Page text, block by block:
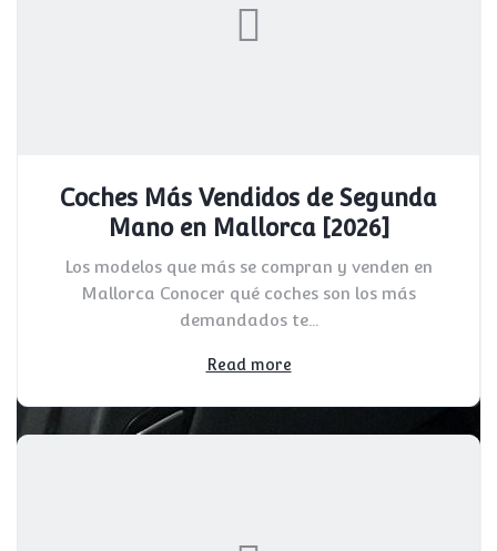
Coches Más Vendidos de Segunda
Mano en Mallorca [2026]
Los modelos que más se compran y venden en
Mallorca Conocer qué coches son los más
demandados te...
Read more